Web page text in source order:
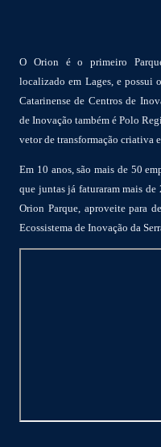
O Orion é o primeiro
localizado em Lages, e possui
Catarinense de Centros de
de Inovação também é Polo
vetor de transformação criativa
Em 10 anos, são mais de 50
que juntas já faturaram mais de
Orion Parque, aproveite para
Ecossistema de Inovação da